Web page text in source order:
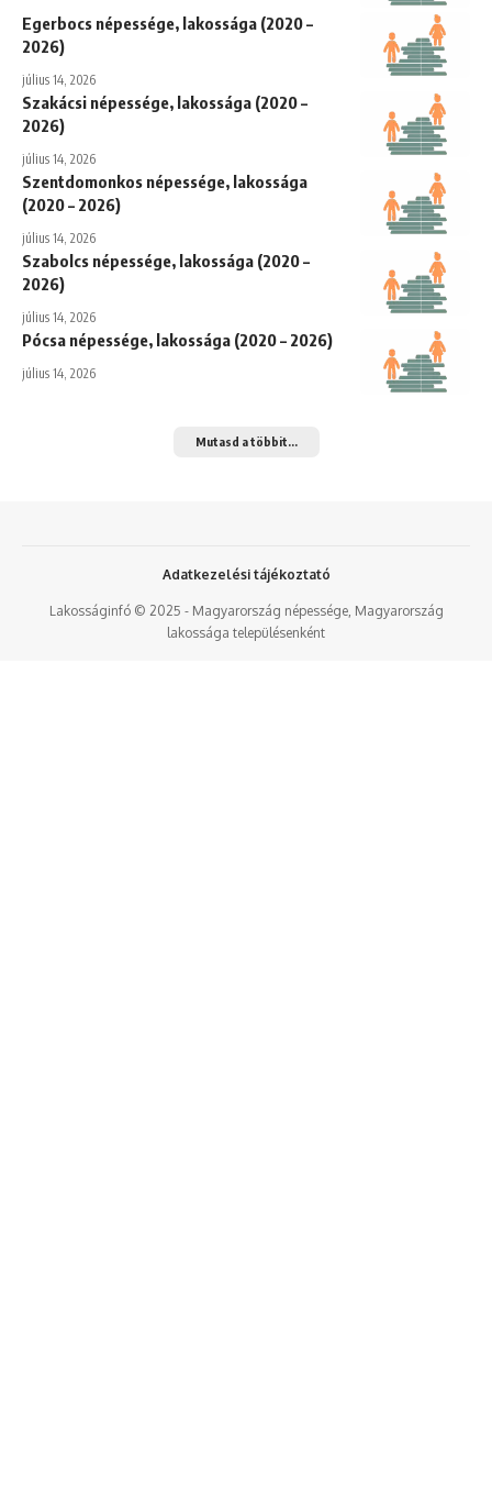
Egerbocs népessége, lakossága (2020 –
2026)
július 14, 2026
Szakácsi népessége, lakossága (2020 –
2026)
július 14, 2026
Szentdomonkos népessége, lakossága
(2020 – 2026)
július 14, 2026
Szabolcs népessége, lakossága (2020 –
2026)
július 14, 2026
Pócsa népessége, lakossága (2020 – 2026)
július 14, 2026
Mutasd a többit...
Lakosságinfó © 2025 - Magyarország népessége, Magyarország
lakossága településenként
Adatkezelési tájékoztató